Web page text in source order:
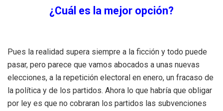
¿Cuál es la mejor opción?
Pues la realidad supera siempre a la ficción y todo puede
pasar, pero parece que vamos abocados a unas nuevas
elecciones, a la repetición electoral en enero, un fracaso de
la política y de los partidos. Ahora lo que habría que obligar
por ley es que no cobraran los partidos las subvenciones